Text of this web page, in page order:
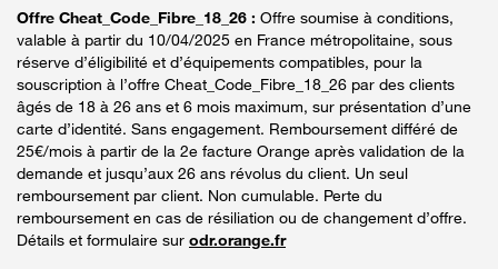
Offre Cheat_Code_Fibre_18_26 : Offre soumise à conditions,
valable à partir du 10/04/2025 en France métropolitaine, sous
réserve d’éligibilité et d’équipements compatibles, pour la
souscription à l’offre Cheat_Code_Fibre_18_26 par des clients
âgés de 18 à 26 ans et 6 mois maximum, sur présentation d’une
carte d’identité. Sans engagement. Remboursement différé de
25€/mois à partir de la 2e facture Orange après validation de la
demande et jusqu’aux 26 ans révolus du client. Un seul
remboursement par client. Non cumulable. Perte du
remboursement en cas de résiliation ou de changement d’offre.
Détails et formulaire sur odr.orange.fr